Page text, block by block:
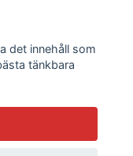
det innehåll som
tänkbara